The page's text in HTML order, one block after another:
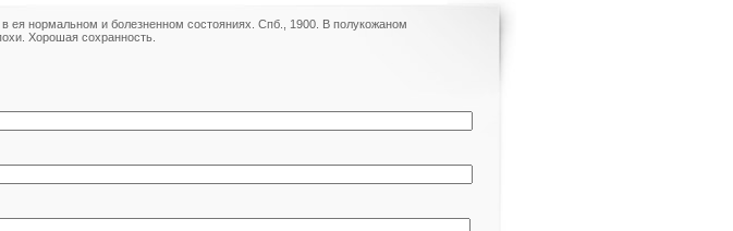
ея нормальном и болезненном состояниях. Спб., 1900. В полукожаном
Хорошая сохранность.